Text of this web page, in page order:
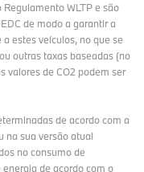
WLTP e são
de modo a garantir a
estes veículos, no que se
outras taxas baseadas (no
valores de CO2 podem ser
de acordo com a
na sua versão atual
no consumo de
de acordo com o